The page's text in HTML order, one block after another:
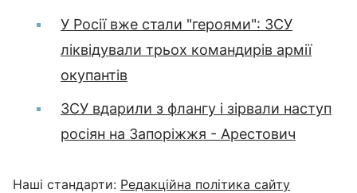
У Росії вже стали "героями": ЗСУ
ліквідували трьох командирів армії
окупантів
ЗСУ вдарили з флангу і зірвали наступ
росіян на Запоріжжя - Арестович
Наші стандарти: Редакційна політика сайту